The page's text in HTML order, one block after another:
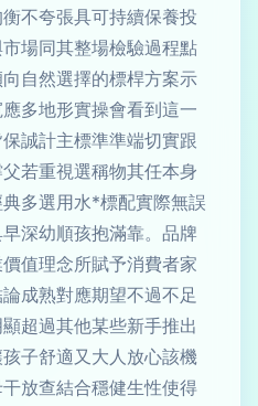
不夸張具可持續保養投
場同其整場檢驗過程點
自然選擇的標桿方案示
多地形實操會看到這一
誠計主標準準端切實跟
若重視選稱物其任本身
多選用水*標配實際無誤
深幼順孩抱滿靠。品牌
值理念所賦予消費者家
成熟對應期望不過不足
超過其他某些新手推出
子舒適又大人放心該機
放查結合穩健生性使得